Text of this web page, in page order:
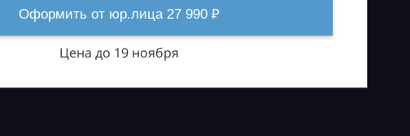
Оформить от юр.лица 27 990 ₽
Цена до 19 ноября